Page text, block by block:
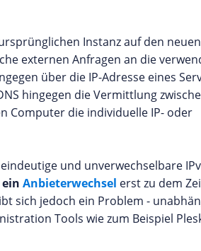
Instanz auf den neuen
externen Anfragen an die
über die IP-Adresse eines
hingegen die Vermittlung
Computer die individuelle IP- oder
und unverwechselbare
Anbieterwechsel erst zu dem
sich jedoch ein Problem -
Tools wie zum Beispiel